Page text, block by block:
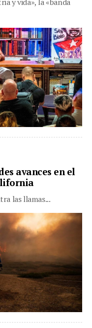
avances en el
las llamas...